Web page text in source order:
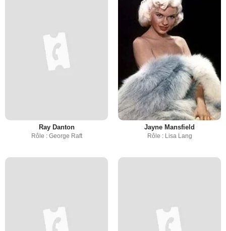
Ray Danton
Rôle : George Raft
Jayne Mansfield
Rôle : Lisa Lang